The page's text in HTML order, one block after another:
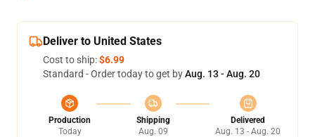
Deliver to United States
Cost to ship:$6.99
Standard - Order today to get byAug. 13 - Aug. 20
Production
Today
Shipping
Aug. 09
Delivered
Aug. 13 - Aug. 20